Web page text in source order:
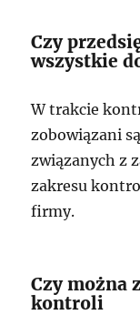
Czy
wszystkie
W trakcie
zobowiązani
związanych z
zakresu
firmy.
Czy można
kontroli